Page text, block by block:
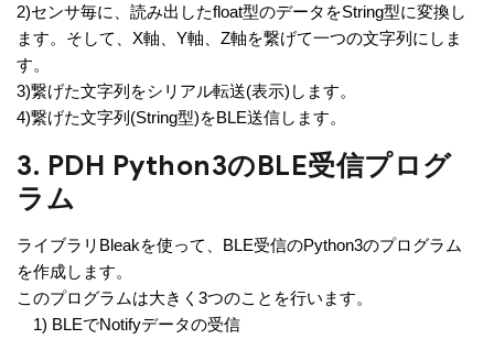
2)センサ毎に、読み出したfloat型のデータをString型に変換し
ます。そして、X軸、Y軸、Z軸を繋げて一つの文字列にしま
す。
3)繋げた文字列をシリアル転送(表示)します。
4)繋げた文字列(String型)をBLE送信します。
3. PDH Python3のBLE受信プログ
ラム
ライブラリBleakを使って、BLE受信のPython3のプログラム
を作成します。
このプログラムは大きく3つのことを行います。
1) BLEでNotifyデータの受信